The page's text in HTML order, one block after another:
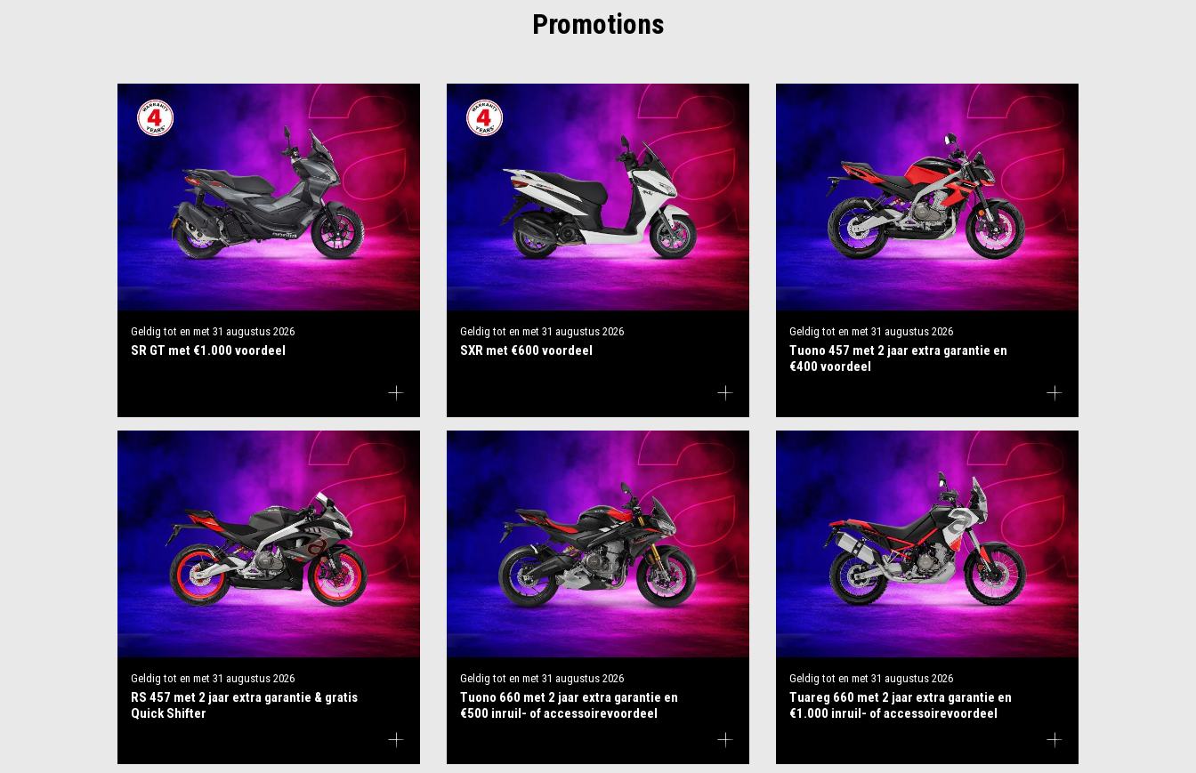
Promotions
Geldig tot en met 31 augustus 2026
SR GT met €1.000 voordeel
Geldig tot en met 31 augustus 2026
SXR met €600 voordeel
Geldig tot en met 31 augustus 2026
Tuono 457 met 2 jaar extra garantie en
€400 voordeel
Geldig tot en met 31 augustus 2026
RS 457 met 2 jaar extra garantie & gratis
Quick Shifter
Geldig tot en met 31 augustus 2026
Tuono 660 met 2 jaar extra garantie en
€500 inruil- of accessoirevoordeel
Geldig tot en met 31 augustus 2026
Tuareg 660 met 2 jaar extra garantie en
€1.000 inruil- of accessoirevoordeel